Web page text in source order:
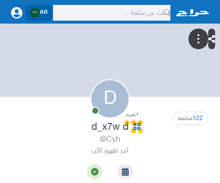
AR
D
122متابعة 1تقييم
d_x7w d
@Cyh
آخر ظهور الآن